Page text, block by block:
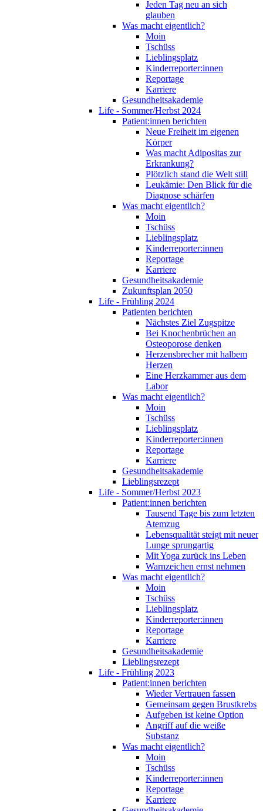
Jeden Tag neu an sich
glauben
Was macht eigentlich?
Moin
Tschüss
Lieblingsplatz
Kinderreporter:innen
Reportage
Karriere
Gesundheitsakademie
Life - Sommer/Herbst 2024
Patient:innen berichten
Neue Freiheit im eigenen
Körper
Was macht Adipositas zur
Erkrankung?
Plötzlich stand die Welt still
Leukämie: Den Blick für die
Diagnose schärfen
Was macht eigentlich?
Moin
Tschüss
Lieblingsplatz
Kinderreporter:innen
Reportage
Karriere
Gesundheitsakademie
Zukunftsplan 2050
Life - Frühling 2024
Patienten berichten
Nächstes Ziel Zugspitze
Bei Knochenbrüchen an
Osteoporose denken
Herzensbrecher mit halbem
Herzen
Eine Herzkammer aus dem
Labor
Was macht eigentlich?
Moin
Tschüss
Lieblingsplatz
Kinderreporter:innen
Reportage
Karriere
Gesundheitsakademie
Lieblingsrezept
Life - Sommer/Herbst 2023
Patient:innen berichten
Tausend Tage bis zum letzten
Atemzug
Lebensqualität steigt mit neuer
Lunge sprungartig
Mit Yoga zurück ins Leben
Warnzeichen ernst nehmen
Was macht eigentlich?
Moin
Tschüss
Lieblingsplatz
Kinderreporter:innen
Reportage
Karriere
Gesundheitsakademie
Lieblingsrezept
Life - Frühling 2023
Patient:innen berichten
Wieder Vertrauen fassen
Gemeinsam gegen Brustkrebs
Aufgeben ist keine Option
Angriff auf die weiße
Substanz
Was macht eigentlich?
Moin
Tschüss
Kinderreporter:innen
Reportage
Karriere